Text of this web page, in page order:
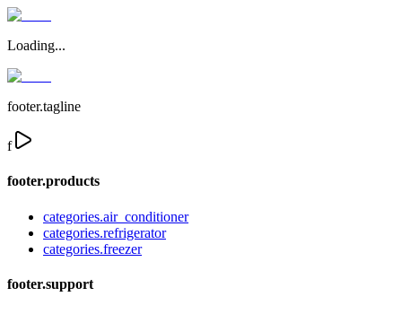
Loading...
footer.tagline
f
footer.products
categories.air_conditioner
categories.refrigerator
categories.freezer
footer.support